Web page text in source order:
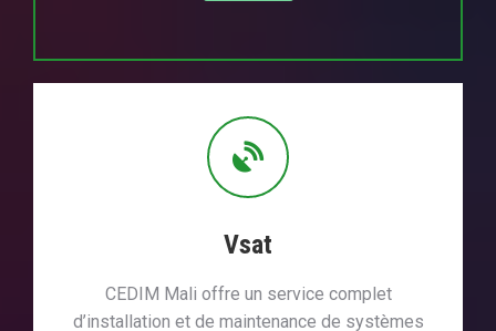
Vsat
CEDIM Mali offre un service complet
d’installation et de maintenance de systèmes